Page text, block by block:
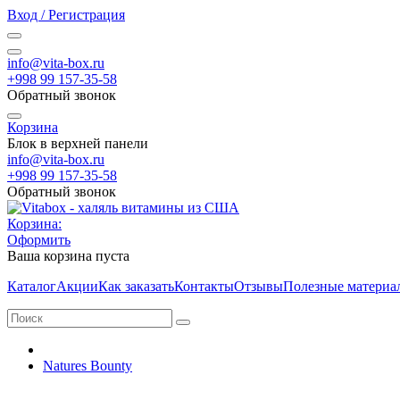
Вход / Регистрация
info@vita-box.ru
+998 99 157-35-58
Обратный звонок
Корзина
Блок в верхней панели
info@vita-box.ru
+998 99 157-35-58
Обратный звонок
Корзина:
Оформить
Ваша корзина пуста
КаталогАкцииКак заказатьКонтактыОтзывыПолезные
Natures Bounty